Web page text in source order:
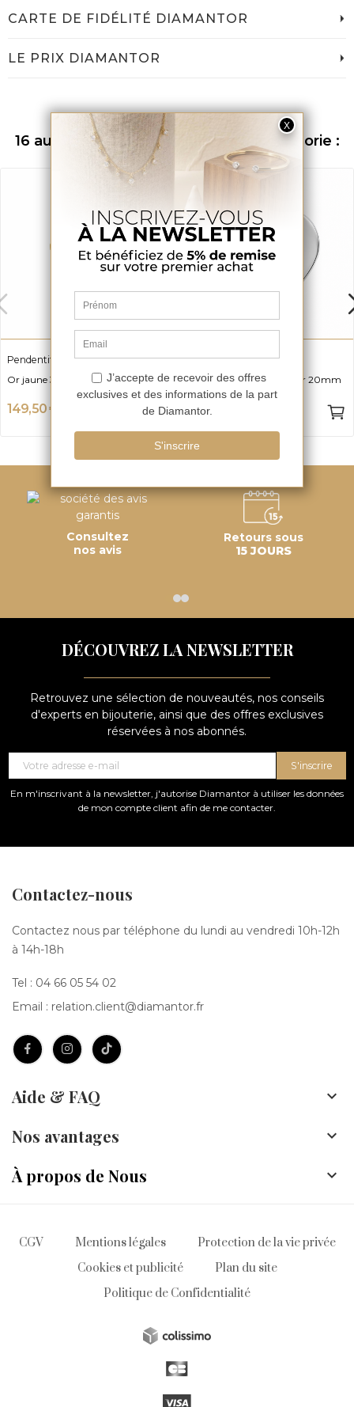
CARTE DE FIDÉLITÉ DIAMANTOR
LE PRIX DIAMANTOR
16 autres produits dans la même catégorie :
Pendentif Croix
Or jaune 375, 2cm x 1cm
149,50 €
Pendentif Coeur Karina
Acier Inoxydable, Largeur 20mm
7,45 €
Consultez
nos avis
Retours sous
15 JOURS
DÉCOUVREZ LA NEWSLETTER
Retrouvez une sélection de nouveautés, nos conseils
d'experts en bijouterie, ainsi que des offres exclusives
réservées à nos abonnés.
S'inscrire
En m'inscrivant à la newsletter, j'autorise Diamantor à utiliser les données
de mon compte client afin de me contacter.
Contactez-nous
Contactez nous par téléphone du lundi au vendredi 10h-12h
à 14h-18h
Tel : 04 66 05 54 02
Email : relation.client@diamantor.fr
Aide & FAQ 
Nos avantages 
À propos de Nous 
CGV Mentions légales
Protection de la vie privée
Cookies et publicité
Plan du site
Politique de Confidentialité